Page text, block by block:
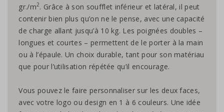
gr./m2. Grâce à son soufflet inférieur et latéral, il peut
contenir bien plus qu’on ne le pense, avec une capacité
de charge allant jusqu’à 10 kg. Les poignées doubles –
longues et courtes – permettent de le porter à la main
ou à l’épaule. Un choix durable, tant pour son matériau
que pour l’utilisation répétée qu’il encourage.
Vous pouvez le faire personnaliser sur les deux faces,
avec votre logo ou design en 1 à 6 couleurs. Une idée